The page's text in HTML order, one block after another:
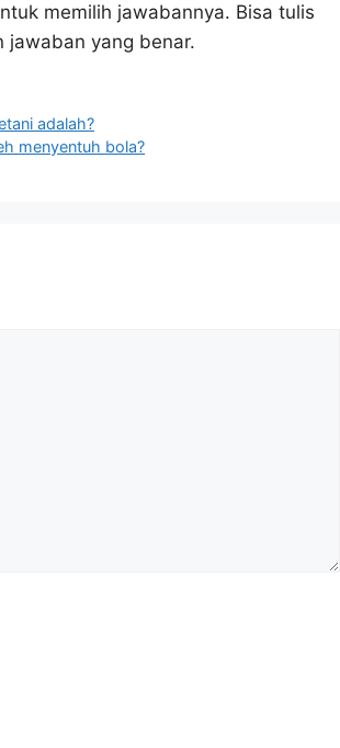
memilih jawabannya. Bisa tulis
jawaban yang benar.
adalah?
menyentuh bola?